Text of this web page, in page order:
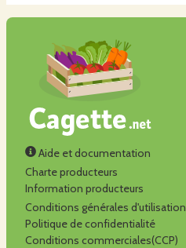
Aide et documentation
Charte producteurs
Information producteurs
Conditions générales d'utilisation
Politique de confidentialité
Conditions commerciales(CCP)